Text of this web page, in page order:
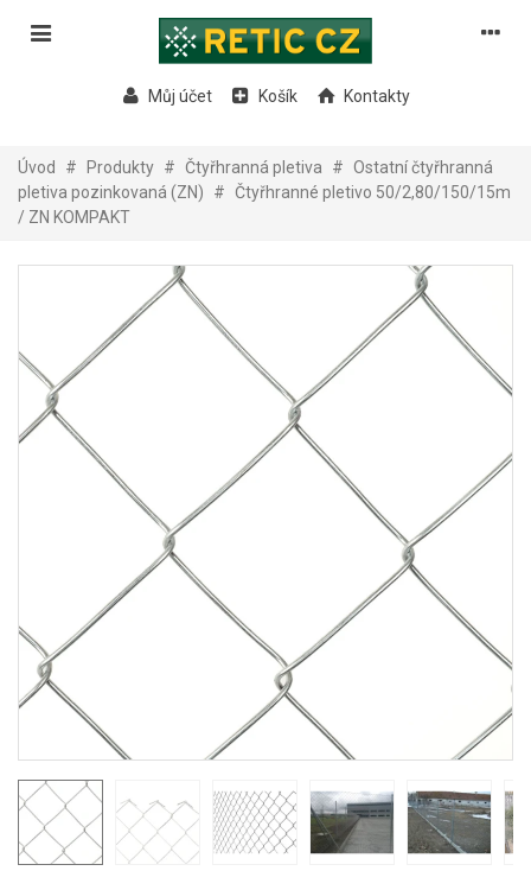
Můj účet Košík Kontakty
Úvod # Produkty # Čtyřhranná pletiva # Ostatní čtyřhranná
pletiva pozinkovaná (ZN)
#
Čtyřhranné pletivo 50/2,80/150/15m
/ ZN KOMPAKT